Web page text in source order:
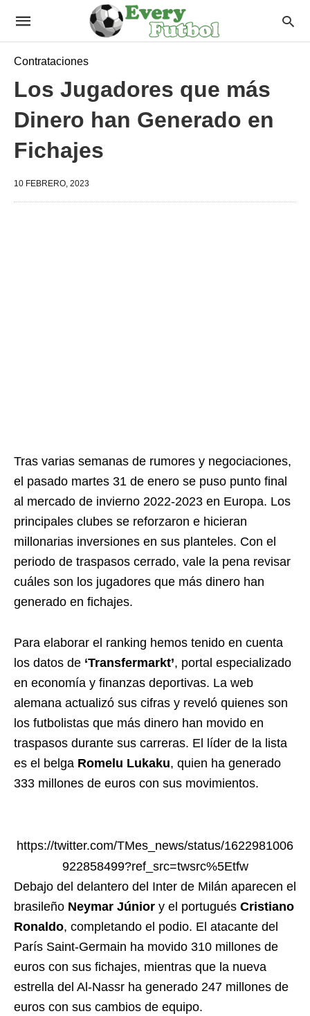
Contrataciones
Los Jugadores que más
Dinero han Generado en
Fichajes
10 FEBRERO, 2023
Tras varias semanas de rumores y negociaciones,
el pasado martes 31 de enero se puso punto final
al mercado de invierno 2022-2023 en Europa. Los
principales clubes se reforzaron e hicieran
millonarias inversiones en sus planteles. Con el
periodo de traspasos cerrado, vale la pena revisar
cuáles son los jugadores que más dinero han
generado en fichajes.
Para elaborar el ranking hemos tenido en cuenta
los datos de ‘Transfermarkt’, portal especializado
en economía y finanzas deportivas. La web
alemana actualizó sus cifras y reveló quienes son
los futbolistas que más dinero han movido en
traspasos durante sus carreras. El líder de la lista
es el belga Romelu Lukaku, quien ha generado
333 millones de euros con sus movimientos.
https://twitter.com/TMes_news/status/1622981006
922858499?ref_src=twsrc%5Etfw
Debajo del delantero del Inter de Milán aparecen el
brasileño Neymar Júnior y el portugués Cristiano
Ronaldo, completando el podio. El atacante del
París Saint-Germain ha movido 310 millones de
euros con sus fichajes, mientras que la nueva
estrella del Al-Nassr ha generado 247 millones de
euros con sus cambios de equipo.